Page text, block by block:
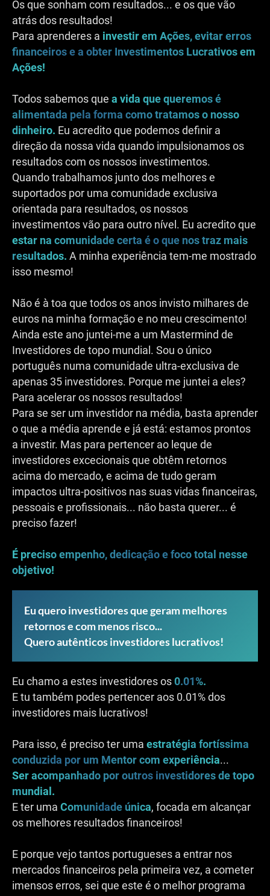
Os que sonham com resultados... e os que vão
atrás dos resultados!
Para aprenderes a investir em Ações, evitar erros
financeiros e a obter Investimentos Lucrativos em
Ações!
Todos sabemos que a vida que queremos é
alimentada pela forma como tratamos o nosso
dinheiro. Eu acredito que podemos definir a
direção da nossa vida quando impulsionamos os
resultados com os nossos investimentos.
Quando trabalhamos junto dos melhores e
suportados por uma comunidade exclusiva
orientada para resultados, os nossos
investimentos vão para outro nível. Eu acredito que
estar na comunidade certa é o que nos traz mais
resultados. A minha experiência tem-me mostrado
isso mesmo!
Não é à toa que todos os anos invisto milhares de
euros na minha formação e no meu crescimento!
Ainda este ano juntei-me a um Mastermind de
Investidores de topo mundial. Sou o único
português numa comunidade ultra-exclusiva de
apenas 35 investidores. Porque me juntei a eles?
Para acelerar os nossos resultados!
Para se ser um investidor na média, basta aprender
o que a média aprende e já está: estamos prontos
a investir. Mas para pertencer ao leque de
investidores excecionais que obtêm retornos
acima do mercado, e acima de tudo geram
impactos ultra-positivos nas suas vidas financeiras,
pessoais e profissionais... não basta querer... é
preciso fazer!
É preciso empenho, dedicação e foco total nesse
objetivo!
Eu quero investidores que geram melhores
retornos e com menos risco...
Quero autênticos investidores lucrativos!
Eu chamo a estes investidores os0.01%.
E tu também podes pertencer aos 0.01% dos
investidores mais lucrativos!
Para isso, é preciso ter uma estratégia fortíssima
conduzida por um Mentor com experiência...
Ser acompanhado por outros investidores de topo
mundial.
E ter uma Comunidade única, focada em alcançar
os melhores resultados financeiros!
E porque vejo tantos portugueses a entrar nos
mercados financeiros pela primeira vez, a cometer
imensos erros, sei que este é o melhor programa